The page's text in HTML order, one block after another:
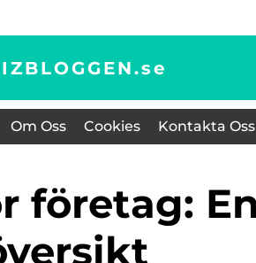
se
Om Oss Cookies Kontakta Oss